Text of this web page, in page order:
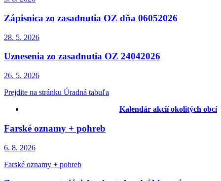
Zápisnica zo zasadnutia OZ dňa 06052026
28. 5. 2026
Uznesenia zo zasadnutia OZ 24042026
26. 5. 2026
Prejdite na stránku Úradná tabuľa
Kalendár akcií okolitých obcí
Farské oznamy + pohreb
6. 8. 2026
Farské oznamy + pohreb